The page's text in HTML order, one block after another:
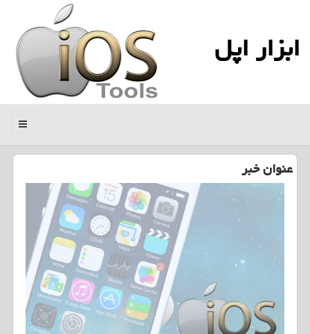
ابزار اپل
منو
عنوان خبر